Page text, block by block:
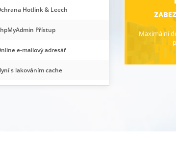
Hotlink & Leech
Přístup
e-mailový adresář
s lakováním cache
Maximální